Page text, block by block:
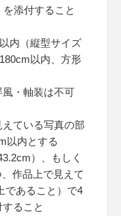
添付すること
内（縦型サイズ
以内、方形
・軸装は不可
ている写真の部
以内とする
）、もしく
作品上で見えて
であること）で4
ること